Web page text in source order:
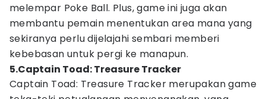
melempar Poke Ball. Plus, game ini juga akan
membantu pemain menentukan area mana yang
sekiranya perlu dijelajahi sembari memberi
kebebasan untuk pergi ke manapun.
5.Captain Toad: Treasure Tracker
Captain Toad: Treasure Tracker merupakan game